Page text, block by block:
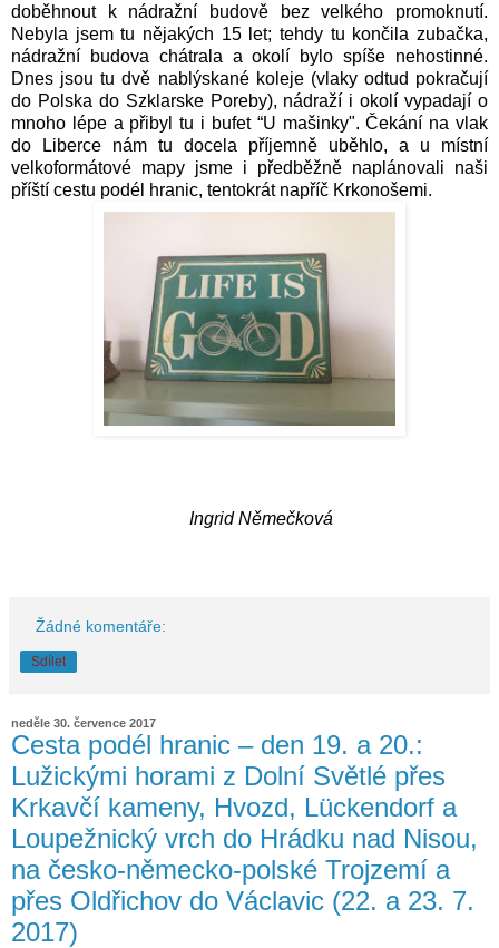
doběhnout k nádražní budově bez velkého promoknutí.
Nebyla jsem tu nějakých 15 let; tehdy tu končila zubačka,
nádražní budova chátrala a okolí bylo spíše nehostinné.
Dnes jsou tu dvě nablýskané koleje (vlaky odtud pokračují
do Polska do Szklarske Poreby), nádraží i okolí vypadají o
mnoho lépe a přibyl tu i bufet “U mašinky". Čekání na vlak
do Liberce nám tu docela příjemně uběhlo, a u místní
velkoformátové mapy jsme i předběžně naplánovali naši
příští cestu podél hranic, tentokrát napříč Krkonošemi.
Ingrid Němečková
Žádné komentáře:
Sdílet
neděle 30. července 2017
Cesta podél hranic – den 19. a 20.:
Lužickými horami z Dolní Světlé přes
Krkavčí kameny, Hvozd, Lückendorf a
Loupežnický vrch do Hrádku nad Nisou,
na česko-německo-polské Trojzemí a
přes Oldřichov do Václavic (22. a 23. 7.
2017)